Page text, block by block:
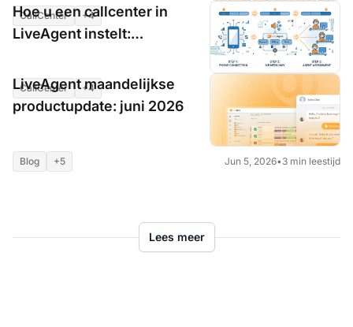
CallCenter +4 Jun 5, 2026•7 min leestijd
Hoe u een callcenter in
LiveAgent instelt:
CallCenter +4 Jun 5, 2026 •7 min leestijd
LiveAgent maandelijkse
productupdate: juni 2026
Blog +5 Jun 5, 2026•3 min leestijd
Lees meer